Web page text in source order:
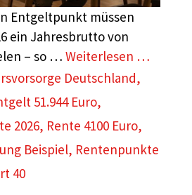
Entgeltpunkt müssen
ein Jahresbrutto von
– so … Weiterlesen …
Deutschland,
51.944 Euro,
2026, Rente 4100 Euro,
Beispiel, Rentenpunkte
40